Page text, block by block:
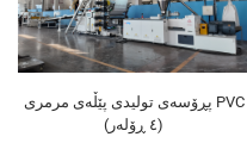
پڕۆسەی تولیدی پێڵەی مرمری PVC
(٤ ڕۆلەر)